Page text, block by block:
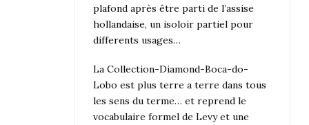
plafond après être parti de l’assise
hollandaise, un isoloir partiel pour
differents usages…
La Collection-Diamond-Boca-do-
Lobo est plus terre a terre dans tous
les sens du terme… et reprend le
vocabulaire formel de Levy et une